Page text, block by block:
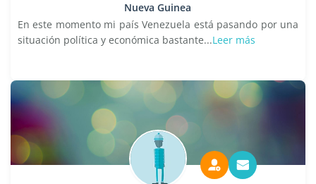
Nueva Guinea
En este momento mi país Venezuela está pasando por una
situación política y económica bastante...Leer más